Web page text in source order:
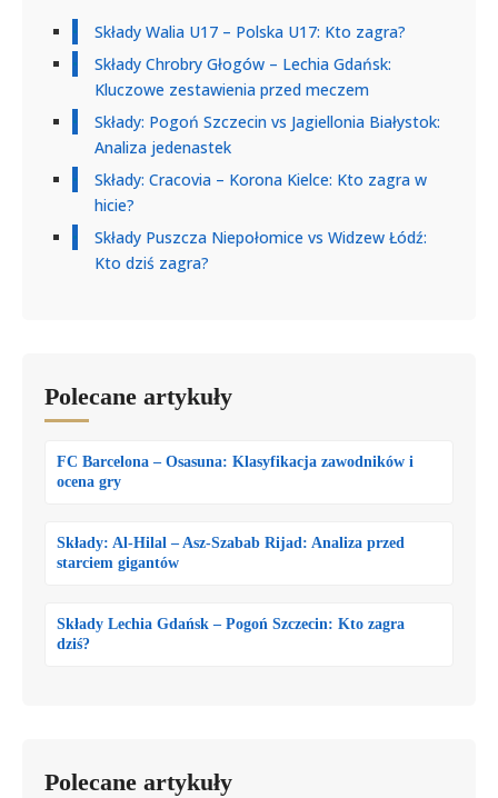
Składy Walia U17 – Polska U17: Kto zagra?
Składy Chrobry Głogów – Lechia Gdańsk:
Kluczowe zestawienia przed meczem
Składy: Pogoń Szczecin vs Jagiellonia Białystok:
Analiza jedenastek
Składy: Cracovia – Korona Kielce: Kto zagra w
hicie?
Składy Puszcza Niepołomice vs Widzew Łódź:
Kto dziś zagra?
Polecane artykuły
FC Barcelona – Osasuna: Klasyfikacja zawodników i
ocena gry
Składy: Al-Hilal – Asz-Szabab Rijad: Analiza przed
starciem gigantów
Składy Lechia Gdańsk – Pogoń Szczecin: Kto zagra
dziś?
Polecane artykuły